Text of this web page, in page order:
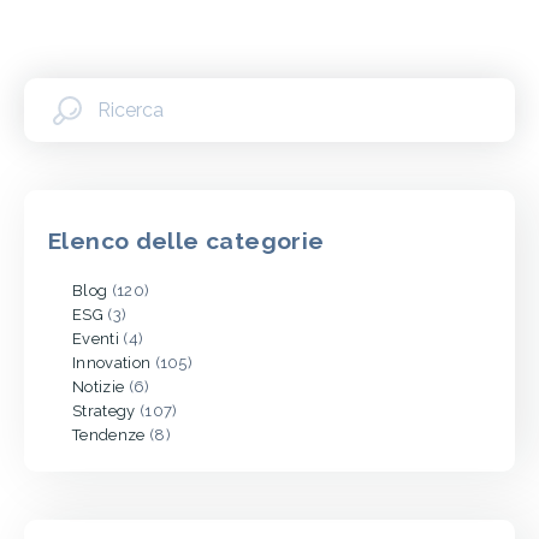
Elenco delle categorie
Blog (120)
ESG (3)
Eventi (4)
Innovation (105)
Notizie (6)
Strategy (107)
Tendenze (8)